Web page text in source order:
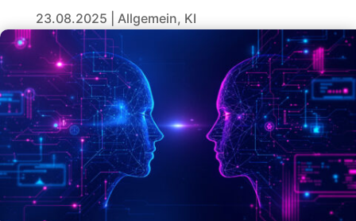
23.08.2025 Allgemein, KI